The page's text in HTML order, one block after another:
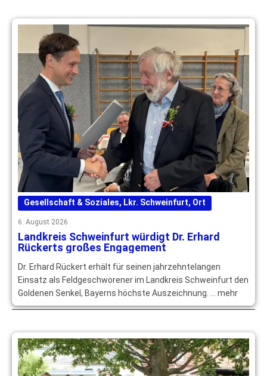
Gesellschaft & Soziales, Lkr. Schweinfurt, Ort
6. August 2026
Landkreis Schweinfurt würdigt Dr. Erhard
Rückerts großes Engagement
Dr. Erhard Rückert erhält für seinen jahrzehntelangen
Einsatz als Feldgeschworener im Landkreis Schweinfurt den
Goldenen Senkel, Bayerns höchste Auszeichnung. … mehr